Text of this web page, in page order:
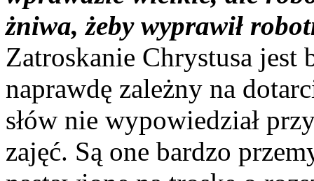
żniwa, żeby wyprawił
Zatroskanie Chrystusa jest
naprawdę zależny na
słów nie wypowiedział
zajęć. Są one bardzo